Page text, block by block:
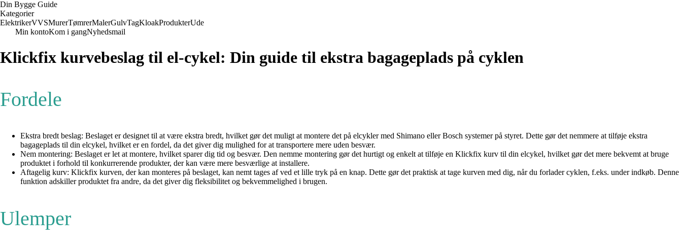
Din Bygge Guide
Kategorier
ElektrikerVVSMurerTømrerMalerGulvTagKloakProdukterUde
Min kontoKom i gangNyhedsmail
Klickfix kurvebeslag til el-cykel: Din guide til ekstra bagageplads på cyklen
Fordele
Ekstra bredt beslag: Beslaget er designet til at være ekstra bredt, hvilket gør det muligt at montere det på elcykler med Shimano eller Bosch systemer på styret. Dette gør det nemmere at tilføje ekstra
bagageplads til din elcykel, hvilket er en fordel, da det giver dig mulighed for at transportere mere uden besvær.
Nem montering: Beslaget er let at montere, hvilket sparer dig tid og besvær. Den nemme montering gør det hurtigt og enkelt at tilføje en Klickfix kurv til din elcykel, hvilket gør det mere bekvemt at bruge
produktet i forhold til konkurrerende produkter, der kan være mere besværlige at installere.
Aftagelig kurv: Klickfix kurven, der kan monteres på beslaget, kan nemt tages af ved et lille tryk på en knap. Dette gør det praktisk at tage kurven med dig, når du forlader cyklen, f.eks. under indkøb. Denne
funktion adskiller produktet fra andre, da det giver dig fleksibilitet og bekvemmelighed i brugen.
Ulemper